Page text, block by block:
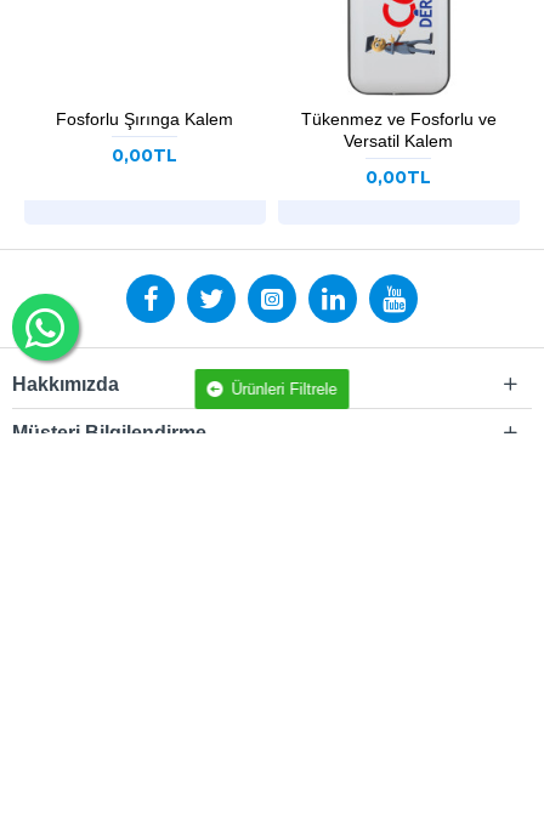
Fosforlu Şırınga Kalem
0,00TL
Tükenmez ve Fosforlu ve
Versatil Kalem
0,00TL
Hakkımızda
Müşteri Bilgilendirme
Ürünleri Filtrele